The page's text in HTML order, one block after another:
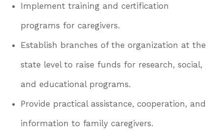
Implement training and certification
programs for caregivers.
Establish branches of the organization at the
state level to raise funds for research, social,
and educational programs.
Provide practical assistance, cooperation, and
information to family caregivers.